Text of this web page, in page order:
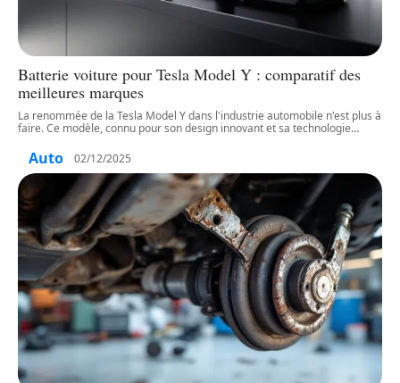
Batterie voiture pour Tesla Model Y : comparatif des
meilleures marques
La renommée de la Tesla Model Y dans l'industrie automobile n'est plus à
faire. Ce modèle, connu pour son design innovant et sa technologie…
Auto 02/12/2025